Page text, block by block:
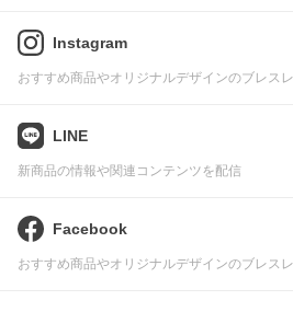
Instagram
おすすめ商品やオリジナルデザインのブレス
LINE
新商品の情報や関連コンテンツを配信
Facebook
おすすめ商品やオリジナルデザインのブレス